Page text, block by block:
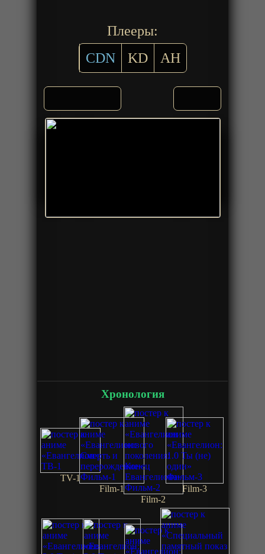
Плееры:
CDN
KD AH
Хронология
TV-1
Film-1
Film-2
Film-3